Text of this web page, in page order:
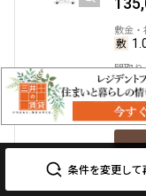
条件を変更して
1K
専任